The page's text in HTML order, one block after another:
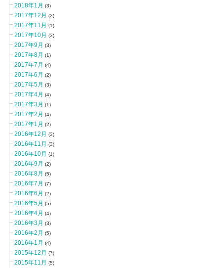
2018年1月 (3)
2017年12月 (2)
2017年11月 (1)
2017年10月 (3)
2017年9月 (3)
2017年8月 (1)
2017年7月 (4)
2017年6月 (2)
2017年5月 (3)
2017年4月 (4)
2017年3月 (1)
2017年2月 (4)
2017年1月 (2)
2016年12月 (3)
2016年11月 (3)
2016年10月 (1)
2016年9月 (2)
2016年8月 (5)
2016年7月 (7)
2016年6月 (2)
2016年5月 (5)
2016年4月 (4)
2016年3月 (3)
2016年2月 (5)
2016年1月 (4)
2015年12月 (7)
2015年11月 (5)